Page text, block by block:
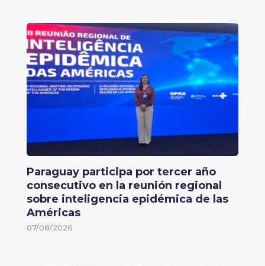
Paraguay participa por tercer año
consecutivo en la reunión regional
sobre inteligencia epidémica de las
Américas
07/08/2026